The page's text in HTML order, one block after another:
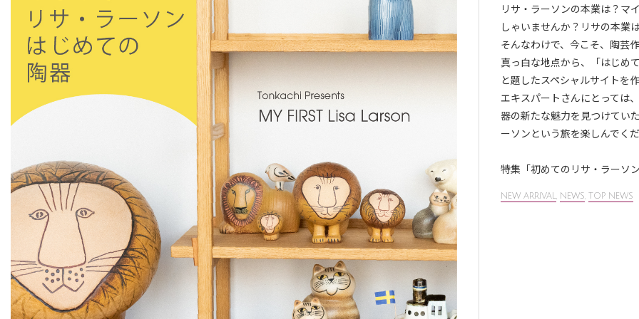
リサ・ラーソンの本業は？マ
しゃいませんか？リサの本業
そんなわけで、今こそ、陶芸
真っ白な地点から、「はじめ
と題したスペシャルサイトを
エキスパートさんにとっては
器の新たな魅力を見つけてい
ーソンという旅を楽しんでく
特集「初めてのリサ・ラーソ
NEW ARRIVAL, NEWS, TOP NEWS